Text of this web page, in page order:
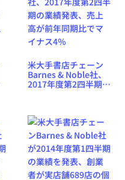
米大手書店チェーン
Barnes & Noble社、
2017年度第2四半期の
ス4％